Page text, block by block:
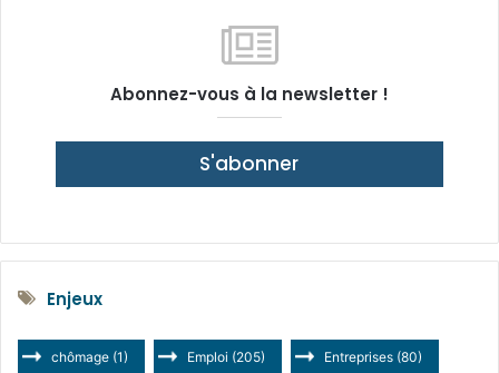
Abonnez-vous à la newsletter !
S'abonner
Enjeux
chômage (1) Emploi (205) Entreprises (80)